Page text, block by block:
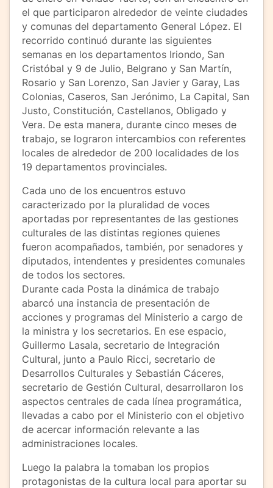
el que participaron alrededor de veinte ciudades
y comunas del departamento General López. El
recorrido continuó durante las siguientes
semanas en los departamentos Iriondo, San
Cristóbal y 9 de Julio, Belgrano y San Martín,
Rosario y San Lorenzo, San Javier y Garay, Las
Colonias, Caseros, San Jerónimo, La Capital, San
Justo, Constitución, Castellanos, Obligado y
Vera. De esta manera, durante cinco meses de
trabajo, se lograron intercambios con referentes
locales de alrededor de 200 localidades de los
19 departamentos provinciales.
Cada uno de los encuentros estuvo
caracterizado por la pluralidad de voces
aportadas por representantes de las gestiones
culturales de las distintas regiones quienes
fueron acompañados, también, por senadores y
diputados, intendentes y presidentes comunales
de todos los sectores.
Durante cada Posta la dinámica de trabajo
abarcó una instancia de presentación de
acciones y programas del Ministerio a cargo de
la ministra y los secretarios. En ese espacio,
Guillermo Lasala, secretario de Integración
Cultural, junto a Paulo Ricci, secretario de
Desarrollos Culturales y Sebastián Cáceres,
secretario de Gestión Cultural, desarrollaron los
aspectos centrales de cada línea programática,
llevadas a cabo por el Ministerio con el objetivo
de acercar información relevante a las
administraciones locales.
Luego la palabra la tomaban los propios
protagonistas de la cultura local para aportar su